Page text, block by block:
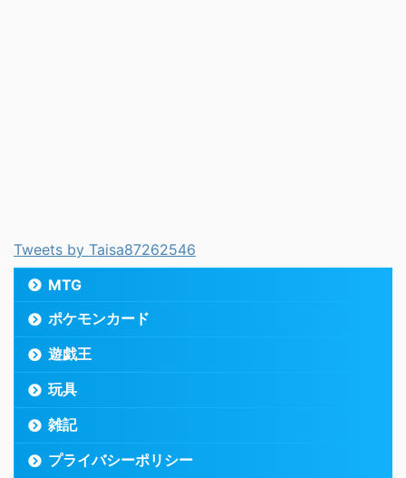
Tweets by Taisa87262546
MTG
ポケモンカード
遊戯王
玩具
雑記
プライバシーポリシー